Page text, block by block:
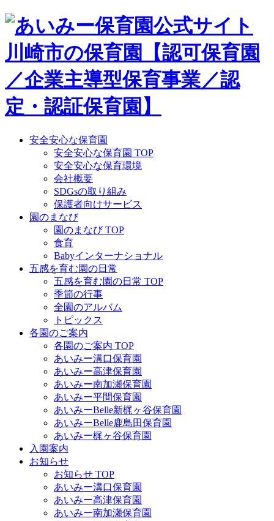
Skip
content
安全安心な保育園
安全安心な保育園 TOP
安全安心な保育環境
会社概要
SDGsの取り組み
保護者向けサービス
園のまなび
園のまなび TOP
食育
Babyインターナショナル
五感を育む園の日常
五感を育む園の日常 TOP
季節の行事
全園のアルバム
トピックス
各園のご案内
各園のご案内 TOP
あいみー溝口保育園
あいみー高津保育園
あいみー南加瀬保育園
あいみー平間保育園
あいみーBelle新梶ヶ谷保育園
あいみーBelle鹿島田保育園
あいみー梶ヶ谷保育園
入園案内
お知らせ
お知らせ TOP
あいみー溝口保育園
あいみー高津保育園
あいみー南加瀬保育園